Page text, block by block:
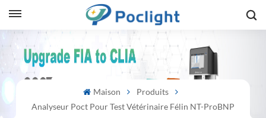
Maison
Produits
Analyseur Poct Pour Test Vétérinaire Félin NT-ProBNP